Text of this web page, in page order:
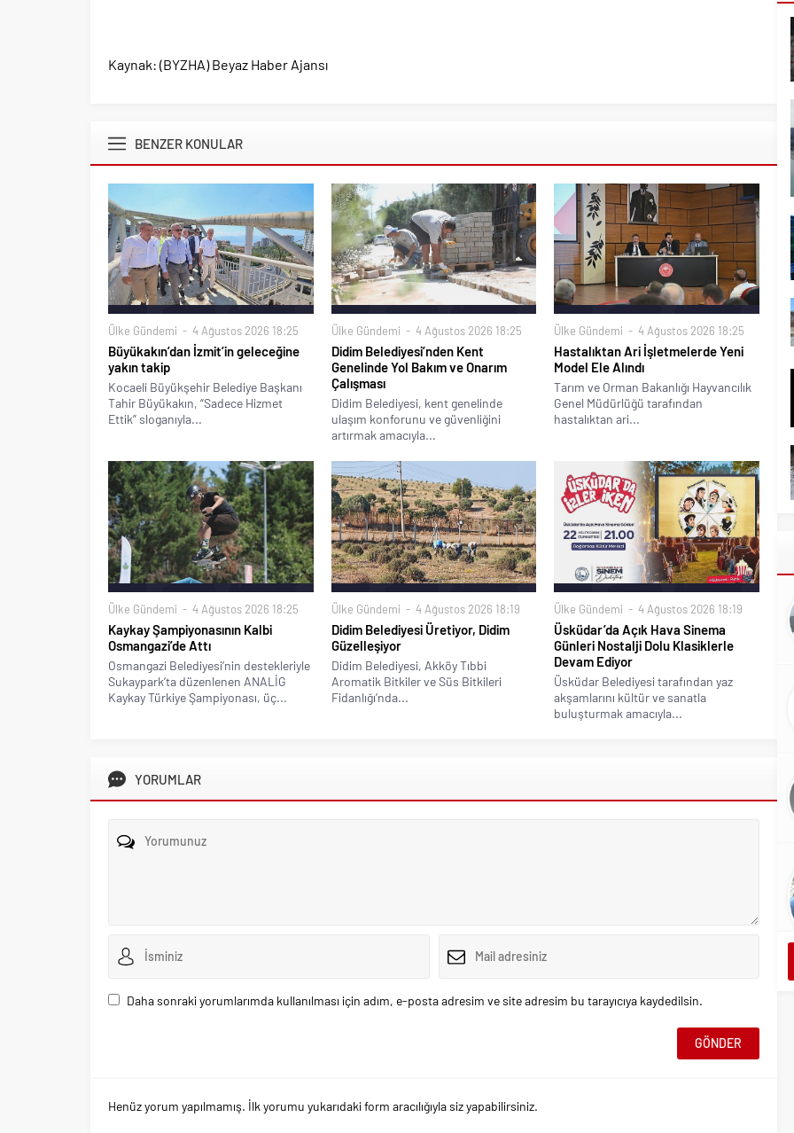
Kaynak: (BYZHA) Beyaz Haber Ajansı
BENZER KONULAR
Ülke Gündemi 4 Ağustos 2026 18:25
Büyükakın’dan İzmit’in geleceğine
yakın takip
Kocaeli Büyükşehir Belediye Başkanı
Tahir Büyükakın, “Sadece Hizmet
Ettik” sloganıyla...
Ülke Gündemi 4 Ağustos 2026 18:25
Didim Belediyesi’nden Kent
Genelinde Yol Bakım ve Onarım
Çalışması
Didim Belediyesi, kent genelinde
ulaşım konforunu ve güvenliğini
artırmak amacıyla...
Ülke Gündemi 4 Ağustos 2026 18:25
Hastalıktan Ari İşletmelerde Yeni
Model Ele Alındı
Tarım ve Orman Bakanlığı Hayvancılık
Genel Müdürlüğü tarafından
hastalıktan ari...
Ülke Gündemi 4 Ağustos 2026 18:25
Kaykay Şampiyonasının Kalbi
Osmangazi’de Attı
Osmangazi Belediyesi’nin destekleriyle
Sukaypark’ta düzenlenen ANALİG
Kaykay Türkiye Şampiyonası, üç...
Ülke Gündemi 4 Ağustos 2026 18:19
Didim Belediyesi Üretiyor, Didim
Güzelleşiyor
Didim Belediyesi, Akköy Tıbbi
Aromatik Bitkiler ve Süs Bitkileri
Fidanlığı’nda...
Ülke Gündemi 4 Ağustos 2026 18:19
Üsküdar’da Açık Hava Sinema
Günleri Nostalji Dolu Klasiklerle
Devam Ediyor
Üsküdar Belediyesi tarafından yaz
akşamlarını kültür ve sanatla
buluşturmak amacıyla...
YORUMLAR
Daha sonraki yorumlarımda kullanılması için adım, e-posta adresim ve site adresim bu tarayıcıya kaydedilsin.
Henüz yorum yapılmamış. İlk yorumu yukarıdaki form aracılığıyla siz yapabilirsiniz.